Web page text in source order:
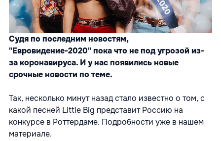
Судя по последним новостям,
"Евровидение-2020" пока что не под угрозой из-
за коронавируса. И у нас появились новые
срочные новости по теме.
Так, несколько минут назад стало известно о том, с
какой песней Little Big представит Россию на
конкурсе в Роттердаме. Подробности уже в нашем
материале.